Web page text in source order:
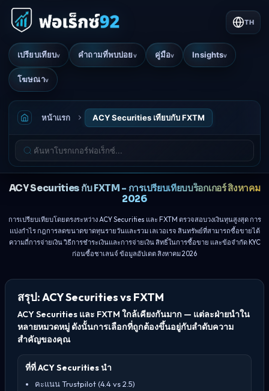
เปรียบเทียบv คำถามที่พบบ่อยv คู่มือv Insightsv
โฆษณาv
TH
หน้าแรก ACY Securities เทียบกับ FXTM
ACY Securities กับ FXTM - การเปรียบเทียบบร็อกเกอร์ สิงหาคม
2026
การเปรียบเทียบโดยตรงระหว่าง ACY Securities และ FXTM ตรวจสอบวงเงินทุนสูงสุด การ
แบ่งกำไร กฎการลดขนาดขาดทุนรายวันและรวม เลเวอเรจ สินทรัพย์ที่สามารถซื้อขายได้
ความถี่การจ่ายเงิน วิธีการชำระเงินและการจ่ายเงิน สิทธิ์ในการซื้อขาย และข้อจำกัด KYC
ก่อนซื้อชาเลนจ์ ข้อมูลอัปเดต สิงหาคม 2026
สรุป: ACY Securities vs FXTM
ACY Securities และ FXTM ใกล้เคียงกันมาก — แต่ละฝ่ายนำใน
หลายหมวดหมู่ ดังนั้นการเลือกที่ถูกต้องขึ้นอยู่กับลำดับความ
สำคัญของคุณ
ที่ที่ ACY Securities นำ
คะแนน Trustpilot (4.4 vs 2.5)